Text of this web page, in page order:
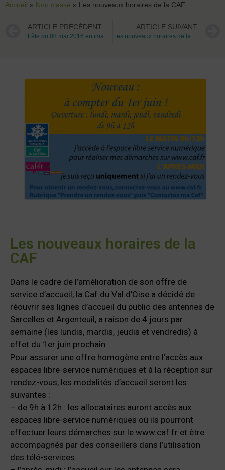
Accueil » Non classé » Les nouveaux horaires de la CAF
ARTICLE PRÉCÉDENT
Fête du 08 mai 2016 en images
ARTICLE SUIVANT
Les nouveaux horaires de la CAF
Les nouveaux horaires de la
CAF
Dans le cadre de l’amélioration de son offre de
service d’accueil, la Caf du Val d’Oise a décidé de
réouvrir ses lignes d’accueil du public des antennes de
Sarcelles et Argenteuil, a raison de 4 jours par
semaine (les lundis, mardis, jeudis et vendredis) à
effet du 1er juin prochain.
Pour assurer une offre homogène entre l’accès aux
espaces libre-service numériques et à la réception sur
rendez-vous, les modalités d’accueil seront les
suivantes :
– de 9h à 12h : les allocataires auront accès aux
espaces libre-service numériques où ils pourront
effectuer leurs démarches sur le www.caf.fr et être
accompagnés par des conseillers dans l’utilisation
des télé-services.